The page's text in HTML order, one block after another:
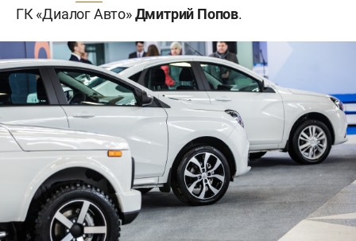
ГК «Диалог Авто»Дмитрий Попов.